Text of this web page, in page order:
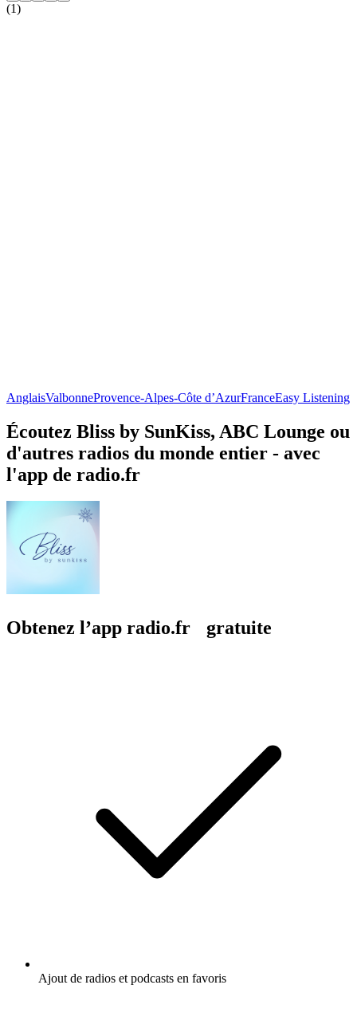
(1)
AnglaisValbonneProvence-Alpes-Côte d’AzurFranceEasy Listening
Écoutez Bliss by SunKiss, ABC Lounge ou
d'autres radios du monde entier - avec
l'app de radio.fr
Obtenez l’app radio.fr gratuite
Ajout de radios et podcasts en favoris